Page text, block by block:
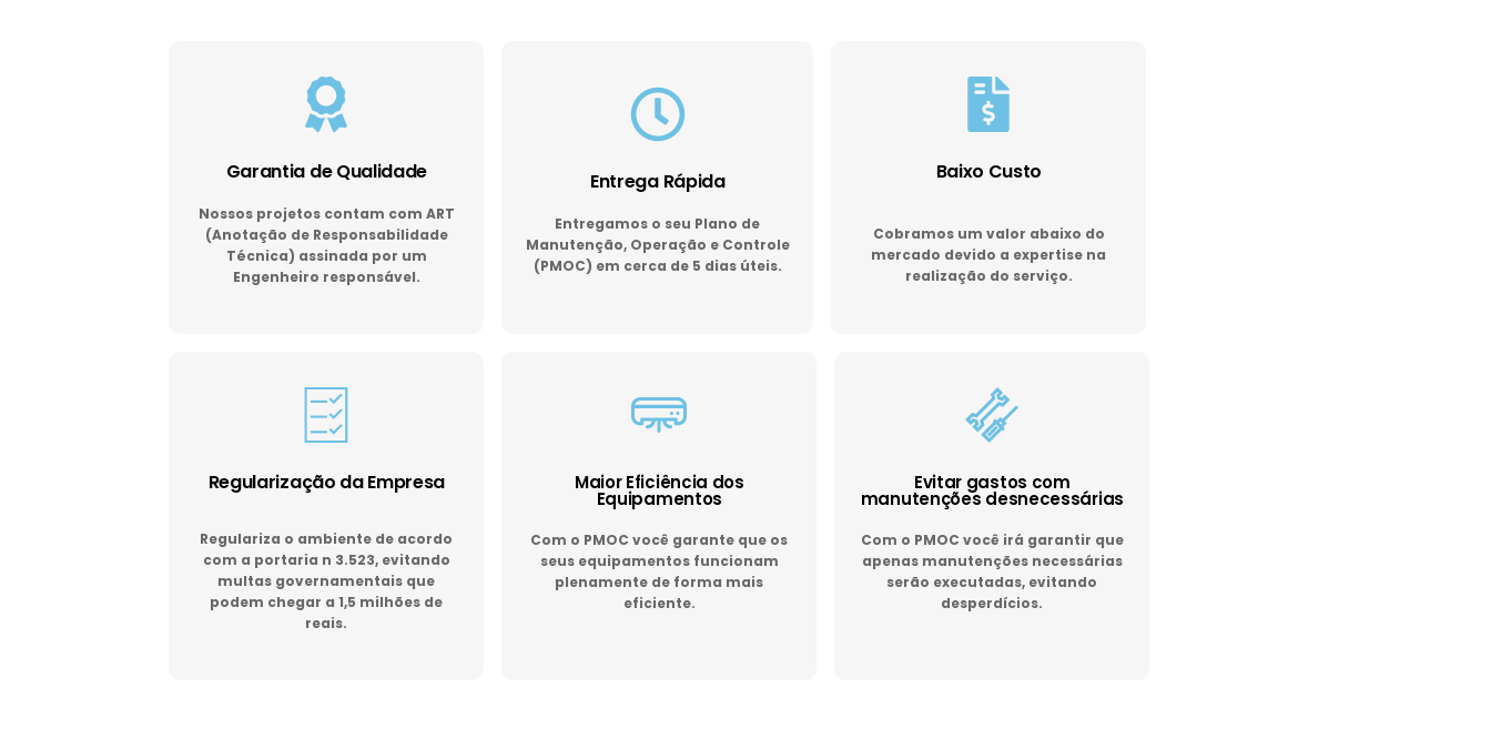
Garantia de Qualidade
Nossos projetos contam com ART
(Anotação de Responsabilidade
Técnica) assinada por um
Engenheiro responsável.
Entrega Rápida
Entregamos o seu Plano de
Manutenção, Operação e Controle
(PMOC) em cerca de 5 dias úteis.
Baixo Custo
Cobramos um valor abaixo do
mercado devido a expertise na
realização do serviço.
Regularização da Empresa
Regulariza o ambiente de acordo
com a portaria n 3.523, evitando
multas governamentais que
podem chegar a 1,5 milhões de
reais.
Maior Eficiência dos
Equipamentos
Com o PMOC você garante que os
seus equipamentos funcionam
plenamente de forma mais
eficiente.
Evitar gastos com
manutenções desnecessárias
Com o PMOC você irá garantir que
apenas manutenções necessárias
serão executadas, evitando
desperdícios.